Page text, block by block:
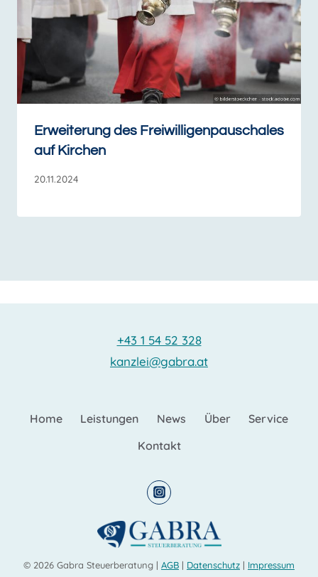
Erweiterung des Freiwilligenpauschales
auf Kirchen
20.11.2024
+43 1 54 52 328
kanzlei@gabra.at
Home Leistungen News Über
Service
Kontakt
© 2026 Gabra Steuerberatung | AGB | Datenschutz | Impressum